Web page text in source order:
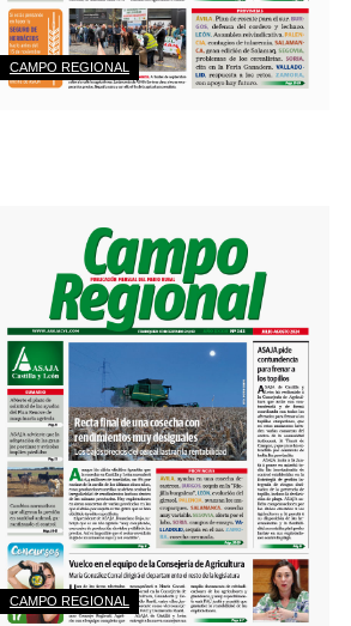
CAMPO REGIONAL
CAMPO REGIONAL